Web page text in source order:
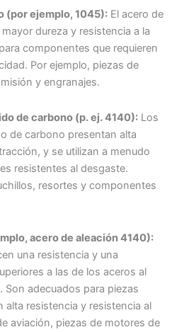
(por ejemplo, 1045): El acero de
dureza y resistencia a la
componentes que requieren
Por ejemplo, piezas de
y engranajes.
de carbono (p. ej. 4140): Los
de carbono presentan alta
y se utilizan a menudo
resistentes al desgaste.
resortes y componentes
acero de aleación 4140):
una resistencia y una
a las de los aceros al
adecuados para piezas
alta resistencia y resistencia al
aviación, piezas de motores de